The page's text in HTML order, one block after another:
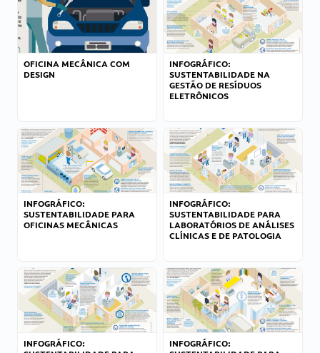
OFICINA MECÂNICA COM
DESIGN
INFOGRÁFICO:
SUSTENTABILIDADE NA
GESTÃO DE RESÍDUOS
ELETRÔNICOS
INFOGRÁFICO:
SUSTENTABILIDADE PARA
OFICINAS MECÂNICAS
INFOGRÁFICO:
SUSTENTABILIDADE PARA
LABORATÓRIOS DE ANÁLISES
CLÍNICAS E DE PATOLOGIA
INFOGRÁFICO:
INFOGRÁFICO: